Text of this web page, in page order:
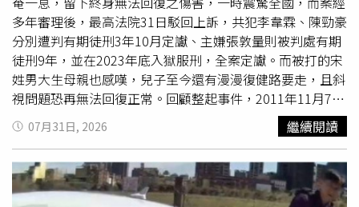
束後，陳晨威結帳時，啾啾一路輕撫著他的背，直到離開餐
廳、返回保時捷都未停下，甜蜜互動藏不住。隨後兩人驅車
返回陳晨威位於桃園中壢的住處，戀情也因此曝光。兩人感
情一路穩定發展，去年12月9日證實求婚成功，隔天便現身
戶政事務所完成結婚登記，日前更迎來新生命誕生，正式升
格新手爸媽。
多年審理後，最高法院31日駁回上訴，共犯李韋霖、陳勁豪
分別遭判有期徒刑3年10月定讞、主嫌張敦量則被判處有期
徒刑9年，並在2023年底入獄服刑，全案定讞。而被打的宋
姓男大生母親也感嘆，兒子至今還有漫漫復健路要走，且斜
視問題恐再無法回復正常。回顧整起事件，2011年11月7日
凌晨，食品小開張敦量駕駛母親名下的瑪莎拉蒂跑車，行經
西屯區台灣大道與河南路口時，與宋姓大學生所駕駛的車輛
發生擦撞，未料張敦量、李韋霖與陳勁豪3人竟強拉宋男下
車，並持鋁棒痛毆宋男，儘管宋男不斷哀求道歉，但3人仍
對其痛毆、狂搧巴掌、重擊宋男頭部，造成宋男顱骨骨折、
07月31日, 2026 繼續閱讀